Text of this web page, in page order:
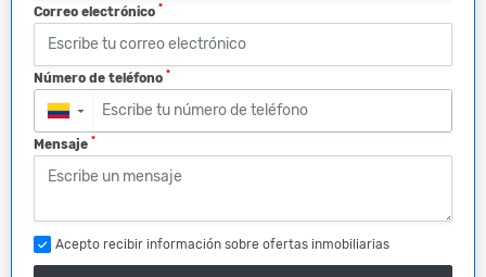
Correo electrónico *
Número de teléfono *
▼
Mensaje *
Acepto recibir información sobre ofertas inmobiliarias